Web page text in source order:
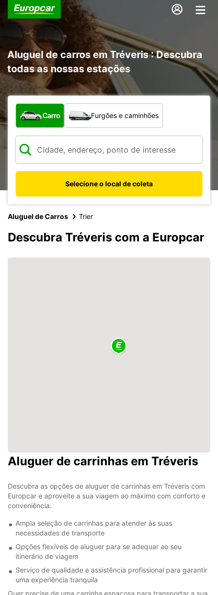
Aluguel de carros em Tréveris : Descubra
todas as nossas estações
Qual tipo de veículo?
Carro Furgões e caminhões
Selecione o local de coleta
Aluguel de Carros Trier
Descubra Tréveris com a Europcar
Aluguer de carrinhas em Tréveris
Descubra as opções de aluguer de carrinhas em Tréveris com
Europcar e aproveite a sua viagem ao máximo com conforto e
conveniência.
Ampla seleção de carrinhas para atender às suas
necessidades de transporte
Opções flexíveis de aluguer para se adequar ao seu
itinerário de viagem
Serviço de qualidade e assistência profissional para garantir
uma experiência tranquila
Quer precise de uma carrinha espaçosa para transportar a sua